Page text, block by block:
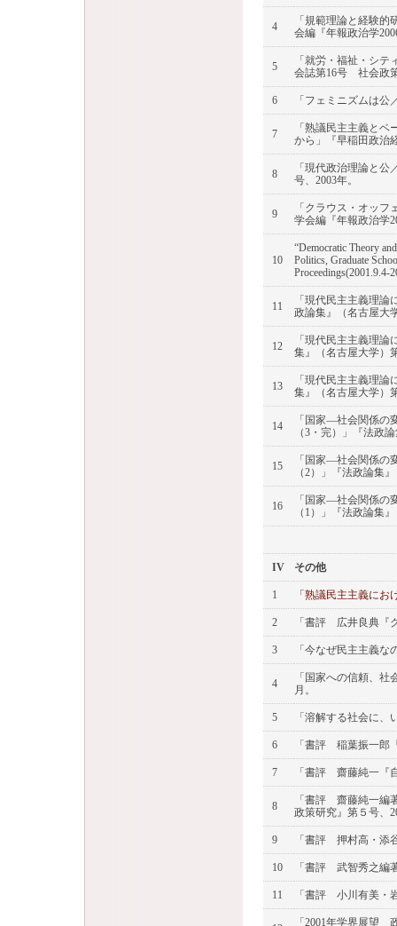
4
「規範理論と経験
会編『年報政治学
5
「就労・福祉・シ
会誌第16号 社会政
6 「フェミニズムは
7
「熟議民主主義と
から」『早稲田政治
8
「現代政治理論と
号、2003年。
9
「クラウス・オッ
学会編『年報政治学
10
“Democratic Theory
Politics, Graduate
Proceedings(2001.9.4-
11
「現代民主主義理
政論集』（名古屋大
12
「現代民主主義理
集』（名古屋大学）
13
「現代民主主義理
集』（名古屋大学）
14
「国家―社会関係の
（3・完）」『法政
15
「国家―社会関係の
（2）」『法政論集
16
「国家―社会関係の
（1）」『法政論集
IV その他
1 「熟議民主主義にお
2 「書評 広井良典『
3 「今なぜ民主主義
4
「国家への信頼、
月。
5 「溶解する社会に、
6 「書評 稲葉振一郎
7 「書評 齋藤純一『
8
「書評 齋藤純一編
政策研究』第５号、
9 「書評 押村高・添
10 「書評 武智秀之編
11 「書評 小川有美・
「2001年学界展望